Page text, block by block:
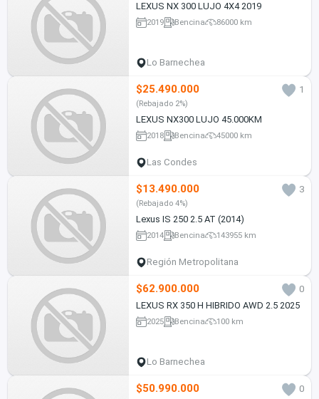
LEXUS NX 300 LUJO 4X4 2019
2019 Bencina 86000 km
Lo Barnechea
$25.490.000 1
(Rebajado 2%)
LEXUS NX300 LUJO 45.000KM
2018 Bencina 45000 km
Las Condes
$13.490.000 3
(Rebajado 4%)
Lexus IS 250 2.5 AT (2014)
2014 Bencina 143955 km
Región Metropolitana
$62.900.000
0
LEXUS RX 350 H HIBRIDO AWD 2.5 2025
2025 Bencina 100 km
Lo Barnechea
$50.990.000
0